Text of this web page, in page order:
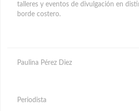
talleres y eventos de divulgación en
borde costero.
Paulina Pérez Diez
Periodista